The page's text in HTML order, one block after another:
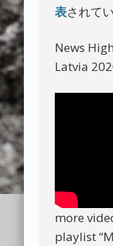
表されて
News
Latvia
more
playlist